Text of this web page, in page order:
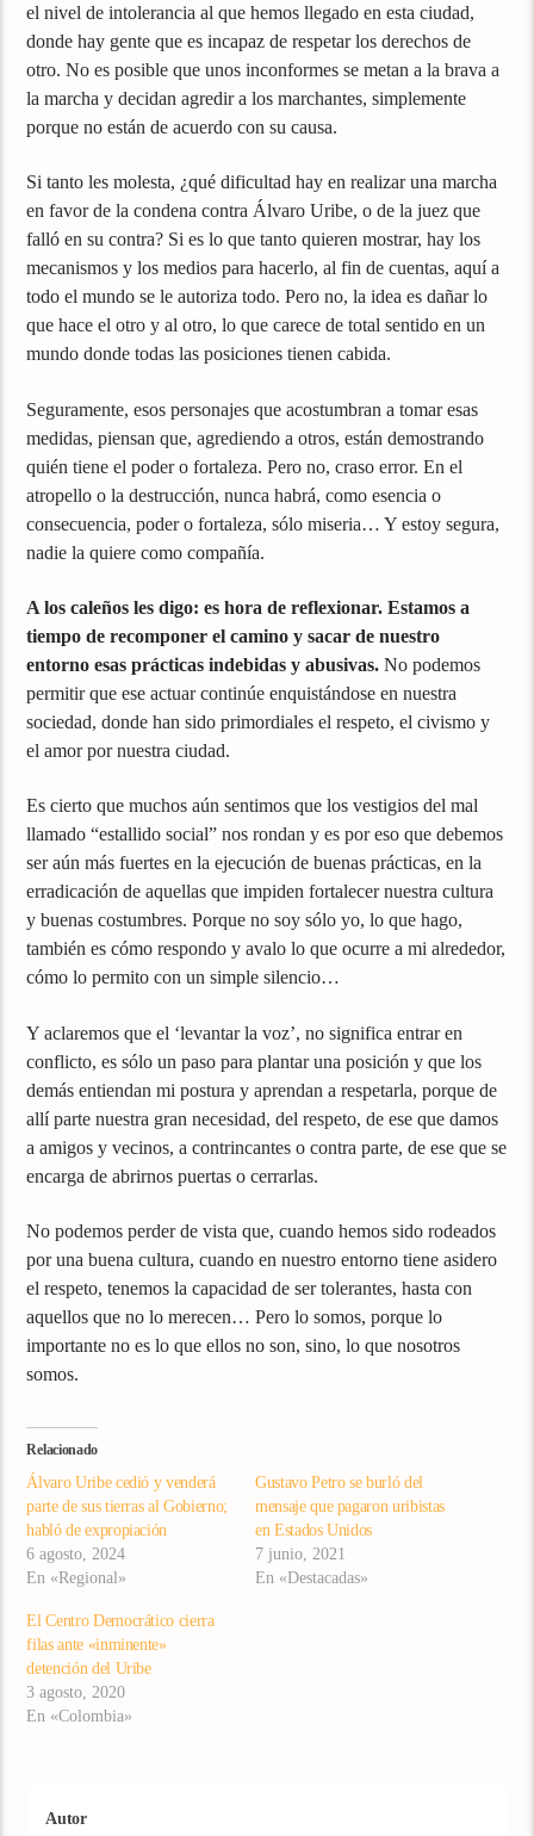
el nivel de intolerancia al que hemos llegado en esta ciudad,
donde hay gente que es incapaz de respetar los derechos de
otro. No es posible que unos inconformes se metan a la brava a
la marcha y decidan agredir a los marchantes, simplemente
porque no están de acuerdo con su causa.
Si tanto les molesta, ¿qué dificultad hay en realizar una marcha
en favor de la condena contra Álvaro Uribe, o de la juez que
falló en su contra? Si es lo que tanto quieren mostrar, hay los
mecanismos y los medios para hacerlo, al fin de cuentas, aquí a
todo el mundo se le autoriza todo. Pero no, la idea es dañar lo
que hace el otro y al otro, lo que carece de total sentido en un
mundo donde todas las posiciones tienen cabida.
Seguramente, esos personajes que acostumbran a tomar esas
medidas, piensan que, agrediendo a otros, están demostrando
quién tiene el poder o fortaleza. Pero no, craso error. En el
atropello o la destrucción, nunca habrá, como esencia o
consecuencia, poder o fortaleza, sólo miseria… Y estoy segura,
nadie la quiere como compañía.
A los caleños les digo: es hora de reflexionar. Estamos a
tiempo de recomponer el camino y sacar de nuestro
entorno esas prácticas indebidas y abusivas. No podemos
permitir que ese actuar continúe enquistándose en nuestra
sociedad, donde han sido primordiales el respeto, el civismo y
el amor por nuestra ciudad.
Es cierto que muchos aún sentimos que los vestigios del mal
llamado “estallido social” nos rondan y es por eso que debemos
ser aún más fuertes en la ejecución de buenas prácticas, en la
erradicación de aquellas que impiden fortalecer nuestra cultura
y buenas costumbres. Porque no soy sólo yo, lo que hago,
también es cómo respondo y avalo lo que ocurre a mi alrededor,
cómo lo permito con un simple silencio…
Y aclaremos que el ‘levantar la voz’, no significa entrar en
conflicto, es sólo un paso para plantar una posición y que los
demás entiendan mi postura y aprendan a respetarla, porque de
allí parte nuestra gran necesidad, del respeto, de ese que damos
a amigos y vecinos, a contrincantes o contra parte, de ese que se
encarga de abrirnos puertas o cerrarlas.
No podemos perder de vista que, cuando hemos sido rodeados
por una buena cultura, cuando en nuestro entorno tiene asidero
el respeto, tenemos la capacidad de ser tolerantes, hasta con
aquellos que no lo merecen… Pero lo somos, porque lo
importante no es lo que ellos no son, sino, lo que nosotros
somos.
Relacionado
Álvaro Uribe cedió y venderá
parte de sus tierras al Gobierno;
habló de expropiación
6 agosto, 2024
En «Regional»
Gustavo Petro se burló del
mensaje que pagaron uribistas
en Estados Unidos
7 junio, 2021
En «Destacadas»
El Centro Democrático cierra
filas ante «inminente»
detención del Uribe
3 agosto, 2020
En «Colombia»
Autor